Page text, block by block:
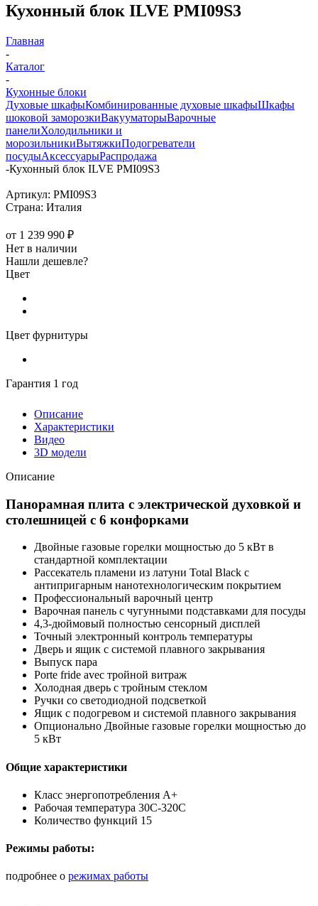
Кухонный блок ILVE PMI09S3
Главная
-
Каталог
-
Кухонные блоки
Духовые шкафыКомбинированные духовые шкафыШкафы
шоковой заморозкиВакууматорыВарочные
панелиХолодильники и
морозильникиВытяжкиПодогреватели
посудыАксессуарыРаспродажа
-Кухонный блок ILVE PMI09S3
Артикул: PMI09S3
Страна: Италия
от 1 239 990 ₽
Нет в наличии
Нашли дешевле?
Цвет
Цвет фурнитуры
Гарантия 1 год
Описание
Характеристики
Видео
3D модели
Описание
Панорамная плита с электрической духовкой и
столешницей с 6 конфорками
Двойные газовые горелки мощностью до 5 кВт в
стандартной комплектации
Рассекатель пламени из латуни Total Black с
антипригарным нанотехнологическим покрытием
Профессиональный варочный центр
Варочная панель с чугунными подставками для посуды
4,3-дюймовый полностью сенсорный дисплей
Точный электронный контроль температуры
Дверь и ящик с системой плавного закрывания
Выпуск пара
Porte fride avec тройной витраж
Холодная дверь с тройным стеклом
Ручки со светодиодной подсветкой
Ящик с подогревом и системой плавного закрывания
Опционально Двойные газовые горелки мощностью до
5 кВт
Общие характеристики
Класс энергопотребления А+
Рабочая температура 30C-320C
Количество функций 15
Режимы работы:
подробнее о режимах работы